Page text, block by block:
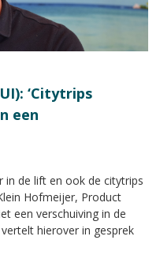
‘Citytrips
een
in de lift en ook de citytrips
Hofmeijer, Product
een verschuiving in de
hierover in gesprek